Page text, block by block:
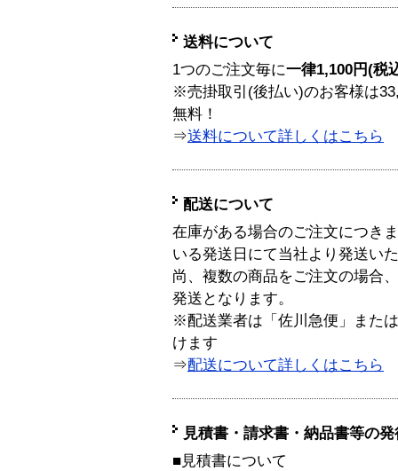
送料について
1つのご注文毎に一律1,100円(税
※売掛取引(後払い)のお客様は
無料！
⇒送料について詳しくはこちら
配送について
在庫がある場合のご注文につき
いる発送日にて当社より発送い
尚、複数の商品をご注文の場合
発送となります。
※配送業者は「佐川急便」また
けます
⇒配送について詳しくはこちら
見積書・請求書・納品書等の
■見積書について